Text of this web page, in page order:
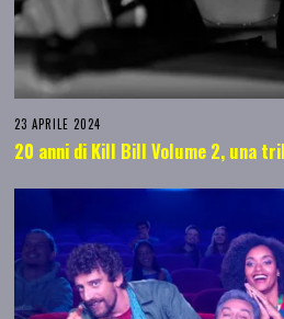
23 APRILE 2024
20 anni di Kill Bill Volume 2, una